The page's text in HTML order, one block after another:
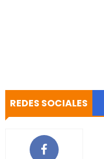
REDES SOCIALES